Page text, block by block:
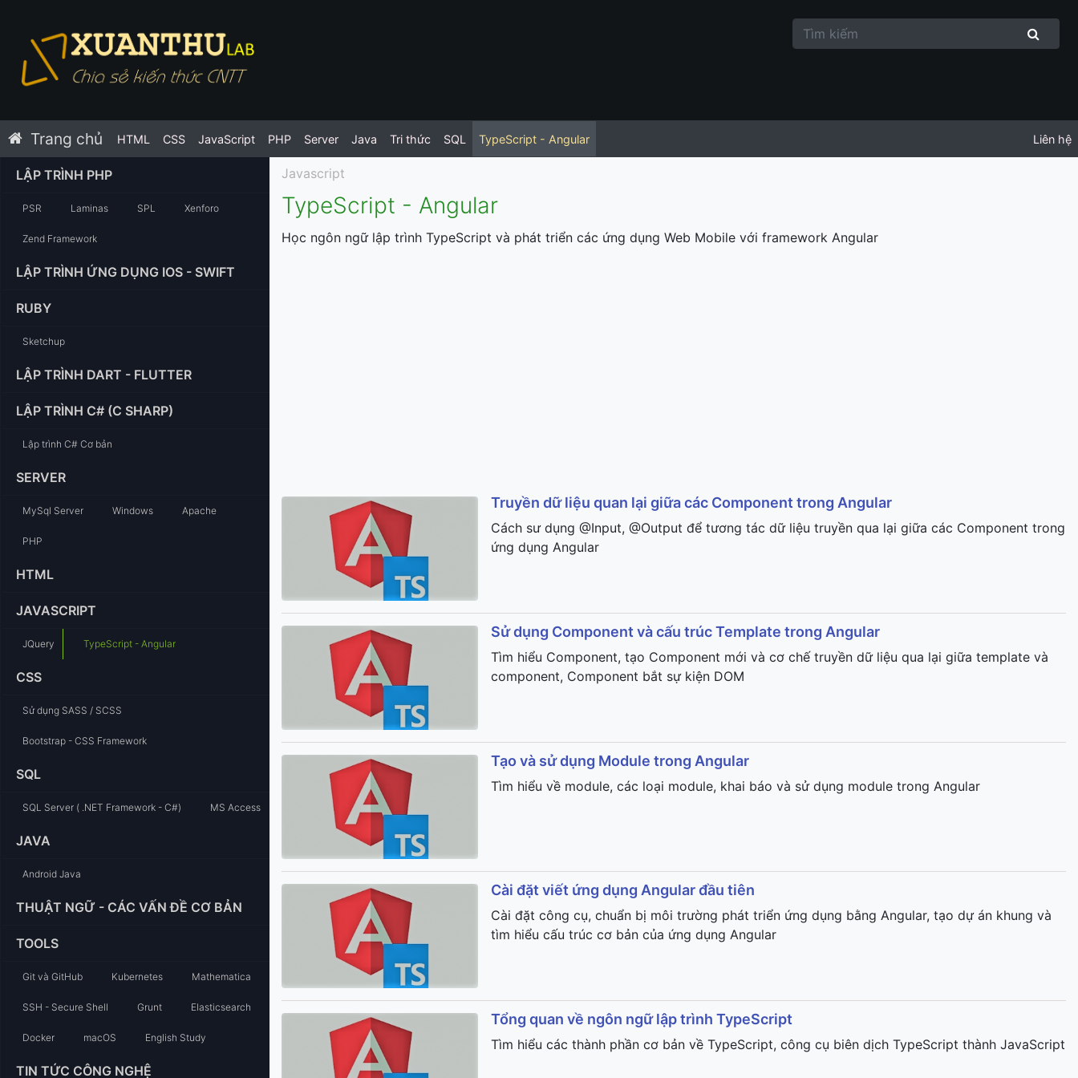
Trang chủ HTML CSS JavaScript PHP Server Java Tri thức SQL TypeScript - Angular Liên hệ
LẬP TRÌNH PHP
PSR Laminas SPL Xenforo
Zend Framework
LẬP TRÌNH ỨNG DỤNG IOS - SWIFT
RUBY
Sketchup
LẬP TRÌNH DART - FLUTTER
LẬP TRÌNH C# (C SHARP)
Lập trình C# Cơ bản
SERVER
MySql Server Windows Apache
PHP
HTML
JAVASCRIPT
JQuery TypeScript - Angular
CSS
Sử dụng SASS / SCSS
Bootstrap - CSS Framework
SQL
SQL Server ( .NET Framework - C#) MS Access
JAVA
Android Java
THUẬT NGỮ - CÁC VẤN ĐỀ CƠ BẢN
TOOLS
Git và GitHub Kubernetes Mathematica
SSH - Secure Shell Grunt Elasticsearch
Docker macOS English Study
TIN TỨC CÔNG NGHỆ
Javascript
TypeScript - Angular
Học ngôn ngữ lập trình TypeScript và phát triển các ứng dụng Web Mobile với framework Angular
Truyền dữ liệu quan lại giữa các Component trong Angular
Cách sư dụng @Input, @Output để tương tác dữ liệu truyền qua lại giữa các Component trong
ứng dụng Angular
Sử dụng Component và cấu trúc Template trong Angular
Tìm hiểu Component, tạo Component mới và cơ chế truyền dữ liệu qua lại giữa template và
component, Component bắt sự kiện DOM
Tạo và sử dụng Module trong Angular
Tìm hiểu về module, các loại module, khai báo và sử dụng module trong Angular
Cài đặt viết ứng dụng Angular đầu tiên
Cài đặt công cụ, chuẩn bị môi trường phát triển ứng dụng bằng Angular, tạo dự án khung và
tìm hiểu cấu trúc cơ bản của ứng dụng Angular
Tổng quan về ngôn ngữ lập trình TypeScript
Tìm hiểu các thành phần cơ bản về TypeScript, công cụ biên dịch TypeScript thành JavaScript